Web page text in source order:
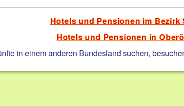
Hotels und Pensionen im Bezirk
Hotels und Pensionen in
in einem anderen Bundesland suchen,